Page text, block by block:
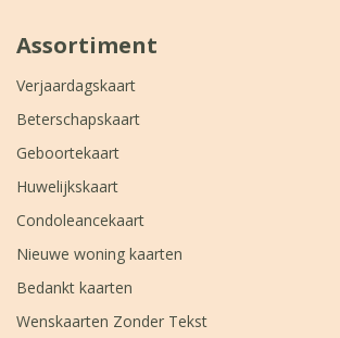
Assortiment
Verjaardagskaart
Beterschapskaart
Geboortekaart
Huwelijkskaart
Condoleancekaart
Nieuwe woning kaarten
Bedankt kaarten
Wenskaarten Zonder Tekst